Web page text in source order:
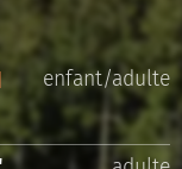
enfant/adulte